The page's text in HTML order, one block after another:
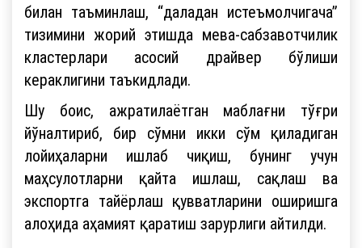
билан таъминлаш, “даладан истеъмолчигача”
тизимини жорий этишда мева-сабзавотчилик
кластерлари асосий драйвер бўлиши
кераклигини таъкидлади.
Шу боис, ажратилаётган маблағни тўғри
йўналтириб, бир сўмни икки сўм қиладиган
лойиҳаларни ишлаб чиқиш, бунинг учун
маҳсулотларни қайта ишлаш, сақлаш ва
экспортга тайёрлаш қувватларини оширишга
алоҳида аҳамият қаратиш зарурлиги айтилди.